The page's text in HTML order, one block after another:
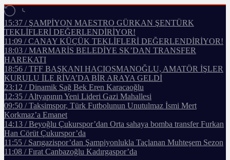
15:37 / ŞAMPİYON MAESTRO GÜRKAN ŞENTÜRK
TEKLİFLERİ DEĞERLENDİRİYOR!
11:09 / CANAY KÜÇÜK TEKLİFLERİ DEĞERLENDİRİYOR!
18:03 / MARMARİS BELEDİYE SK’DAN TRANSFER
HAREKATI
18:56 / TFF BAŞKANI HACIOSMANOĞLU, AMATÖR İŞLER
KURULU İLE RİVA’DA BİR ARAYA GELDİ
23:12 / Dinamik Sağ Bek Eren Karacaoğlu
12:35 / Altyapının Yeni Lideri Gazi Mahallesi
09:50 / Taksimspor, Türk Futbolunun Unutulmaz İsmi Mert
Korkmaz’a Emanet
14:13 / Beyoğlu Çukurspor’dan Orta sahaya bomba transfer Furkan
Han Cörüt Çukurspor’da
11:55 / Sarıgazispor’dan Şampiyonlukla Taçlanan Muhteşem Sezon
11:08 / Fırat Canbazoğlu Kadırgaspor’da